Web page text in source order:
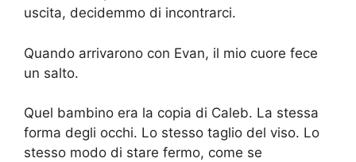
uscita, decidemmo di incontrarci.
Quando arrivarono con Evan, il mio cuore fece
un salto.
Quel bambino era la copia di Caleb. La stessa
forma degli occhi. Lo stesso taglio del viso. Lo
stesso modo di stare fermo, come se